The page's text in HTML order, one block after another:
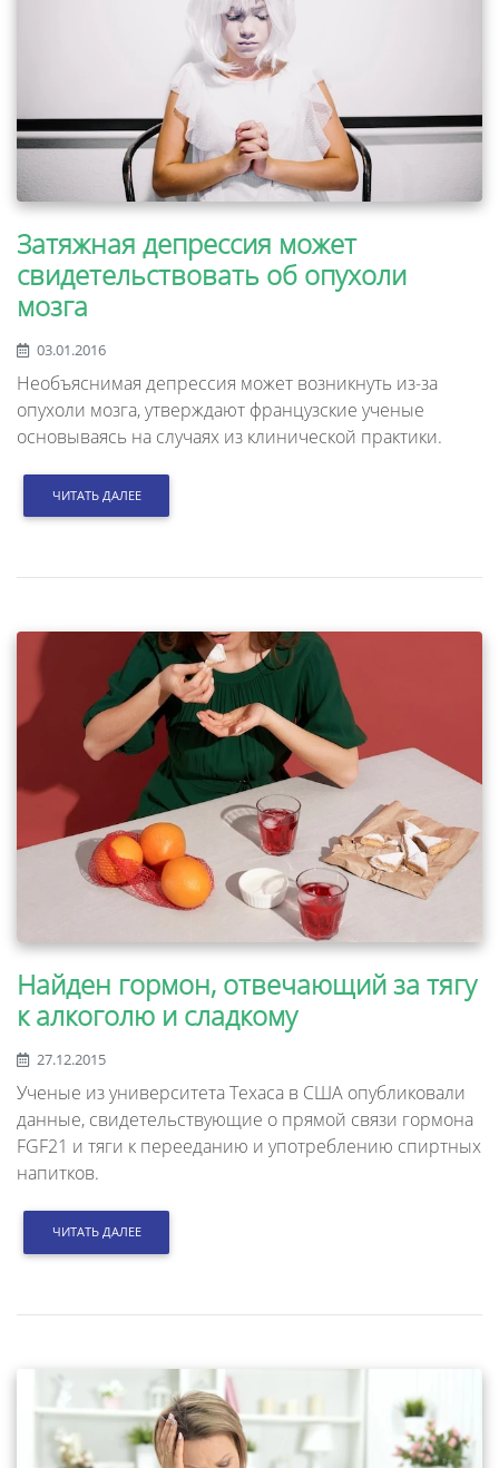
Затяжная депрессия может
свидетельствовать об опухоли
мозга
03.01.2016
Необъяснимая депрессия может возникнуть из-за
опухоли мозга, утверждают французские ученые
основываясь на случаях из клинической практики.
ЧИТАТЬ ДАЛЕЕ
Найден гормон, отвечающий за тягу
к алкоголю и сладкому
27.12.2015
Ученые из университета Техаса в США опубликовали
данные, свидетельствующие о прямой связи гормона
FGF21 и тяги к перееданию и употреблению спиртных
напитков.
ЧИТАТЬ ДАЛЕЕ